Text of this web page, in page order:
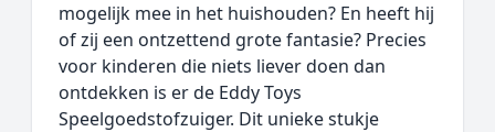
mogelijk mee in het huishouden? En heeft hij
of zij een ontzettend grote fantasie? Precies
voor kinderen die niets liever doen dan
ontdekken is er de Eddy Toys
Speelgoedstofzuiger. Dit unieke stukje